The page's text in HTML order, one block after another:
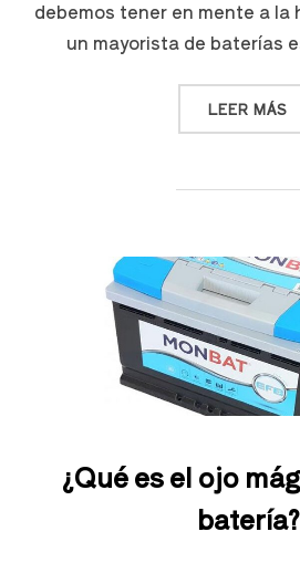
debemos tener en mente a la
un mayorista de baterías
LEER MÁS
¿Qué es el ojo
batería?